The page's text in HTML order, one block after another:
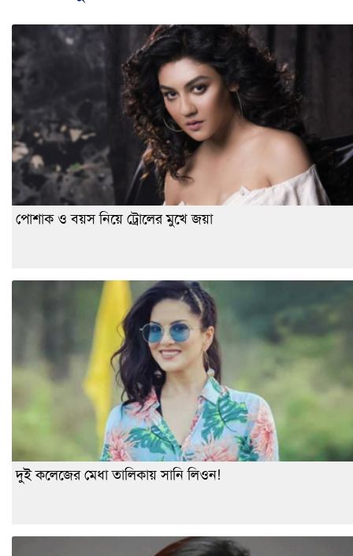
পোশাক ও বয়স নিয়ে ট্রোলের মুখে জয়া
দুই কলেজের মেধা তালিকায় সানি লিওন!